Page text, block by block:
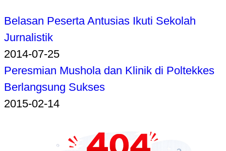
Belasan Peserta Antusias Ikuti Sekolah
Jurnalistik
2014-07-25
Peresmian Mushola dan Klinik di Poltekkes
Berlangsung Sukses
2015-02-14